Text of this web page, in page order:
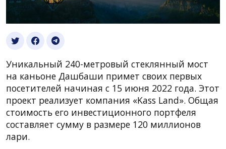
Уникальный 240-метровый стеклянный мост
на каньоне Дашбаши примет своих первых
посетителей начиная с 15 июня 2022 года. Этот
проект реализует компания «Kass Land». Общая
стоимость его инвестиционного портфеля
составляет сумму в размере 120 миллионов
лари.